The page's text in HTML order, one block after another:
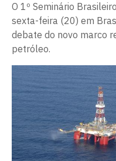
O 1º Seminário
sexta-feira (20) em
debate do novo marco
petróleo.